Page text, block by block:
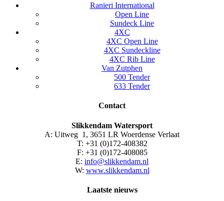
Ranieri International
Open Line
Sundeck Line
4XC
4XC Open Line
4XC Sundeckline
4XC Rib Line
Van Zutphen
500 Tender
633 Tender
Contact
Slikkendam Watersport
A: Uitweg 1, 3651 LR Woerdense Verlaat
T: +31 (0)172-408382
F: +31 (0)172-408085
E: info@slikkendam.nl
W: www.slikkendam.nl
Laatste nieuws